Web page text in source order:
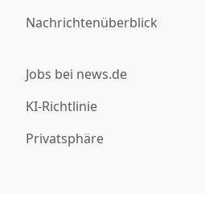
Nachrichtenüberblick
Jobs bei news.de
KI-Richtlinie
Privatsphäre